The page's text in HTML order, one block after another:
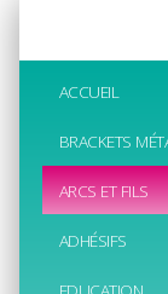
ACCUEIL
BRACKETS
ARCS ET FILS
ADHÉSIFS